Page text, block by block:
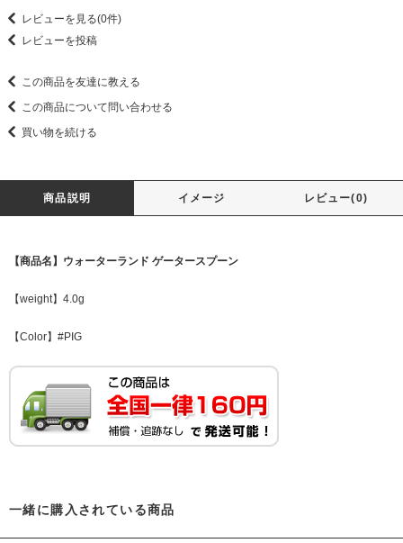
レビューを見る(0件)
レビューを投稿
この商品を友達に教える
この商品について問い合わせる
買い物を続ける
商品説明 イメージ レビュー(0)
【商品名】ウォーターランド ゲータースプーン
【weight】4.0g
【Color】#PIG
一緒に購入されている商品